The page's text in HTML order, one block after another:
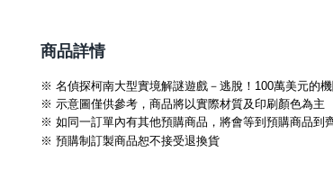
商品詳情
※ 名偵探柯南大型實境解謎遊戲－逃脫！100萬美元的
※ 示意圖僅供參考，商品將以實際材質及印刷顏色為主
※ 如同一訂單內有其他預購商品，將會等到預購商品到
※ 預購制訂製商品恕不接受退換貨